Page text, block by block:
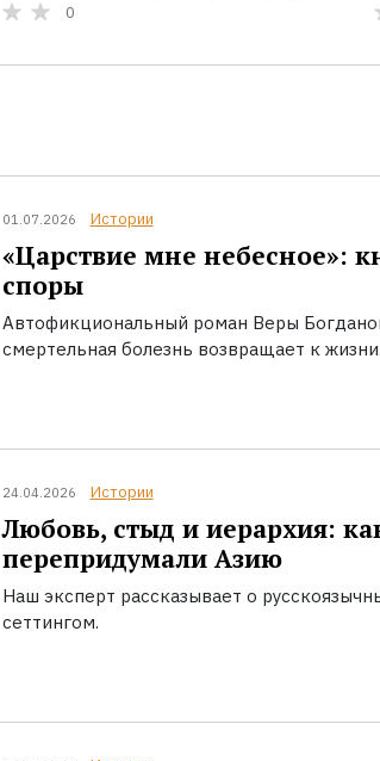
0
01.07.2026 Истории
«Царствие мне небесное»:
споры
Автофикциональный роман Веры
смертельная болезнь возвращает к жизни.
24.04.2026 Истории
Любовь, стыд и иерархия:
перепридумали Азию
Наш эксперт рассказывает о
сеттингом.